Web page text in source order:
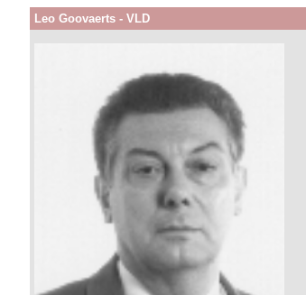
Leo Goovaerts - VLD